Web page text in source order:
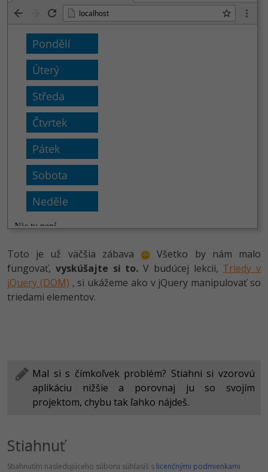
localhost
Toto je už väčšia zábava
Všetko by nám malo
fungovať, vyskúšajte si to. V budúcej lekcii, Triedy v
jQuery (DOM) , si ukážeme ako v jQuery manipulovať so
triedami elementov.
Mal si s čímkoľvek problém? Stiahni si vzorovú
aplikáciu nižšie a porovnaj ju so svojím
projektom, chybu tak ľahko nájdeš.
Stiahnuť
Stiahnutím nasledujúceho súboru súhlasíš s licenčnými podmienkami